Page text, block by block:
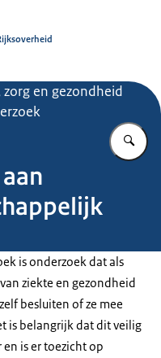
zorg en gezondheid
is onderzoek dat als
ziekte en gezondheid
besluiten of ze mee
is belangrijk dat dit veilig
is er toezicht op